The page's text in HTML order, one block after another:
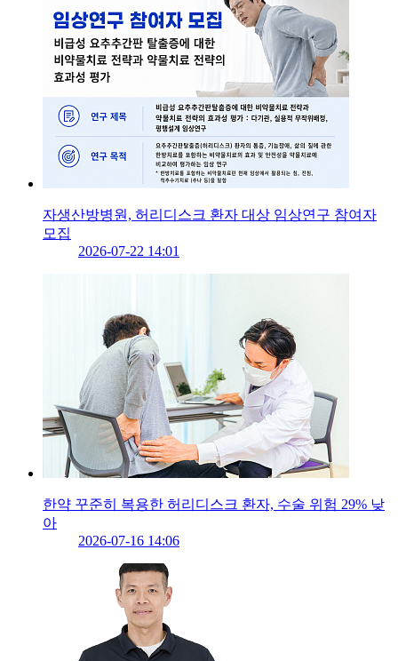
자생산방병원, 허리디스크 환자 대상 임상연구 참여자
모집
2026-07-22 14:01
한약 꾸준히 복용한 허리디스크 환자, 수술 위험 29% 낮
아
2026-07-16 14:06